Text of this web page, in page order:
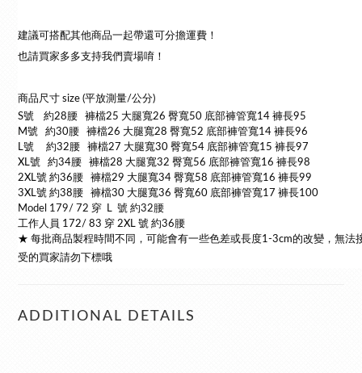
建議可搭配其他商品一起帶還可分擔運費！
也請買家多多支持我們賣場唷！
商品尺寸 size (平放測量/公分)
S號 約28腰 褲檔25 大腿寬26 臀寬50 底部褲管寬14 褲長95
M號 約30腰 褲檔26 大腿寬28 臀寬52 底部褲管寬14 褲長96
L號 約32腰 褲檔27 大腿寬30 臀寬54 底部褲管寬15 褲長97
XL號 約34腰 褲檔28 大腿寬32 臀寬56 底部褲管寬16 褲長98
2XL號 約36腰 褲檔29 大腿寬34 臀寬58 底部褲管寬16 褲長99
3XL號 約38腰 褲檔30 大腿寬36 臀寬60 底部褲管寬17 褲長100
Model 179/ 72 穿 L 號 約32腰
工作人員 172/ 83 穿 2XL 號 約36腰
★ 每批商品製程時間不同，可能會有一些色差或長度1-3cm的改變，無法
受的買家請勿下標哦
ADDITIONAL DETAILS